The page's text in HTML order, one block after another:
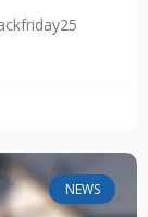
NEWS